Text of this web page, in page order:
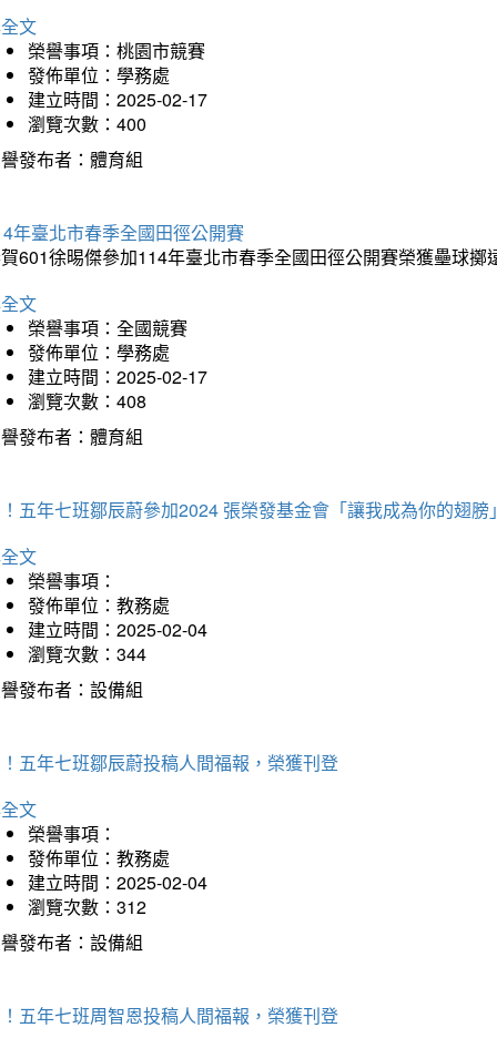
文
榮譽事項：桃園市競賽
發佈單位：學務處
建立時間：2025-02-17
瀏覽次數：400
發布者：體育組
年臺北市春季全國田徑公開賽
601徐晹傑參加114年臺北市春季全國田徑公開賽榮獲壘球擲
文
榮譽事項：全國競賽
發佈單位：學務處
建立時間：2025-02-17
瀏覽次數：408
發布者：體育組
五年七班鄒辰蔚參加2024 張榮發基金會「讓我成為你的翅
文
榮譽事項：
發佈單位：教務處
建立時間：2025-02-04
瀏覽次數：344
發布者：設備組
五年七班鄒辰蔚投稿人間福報，榮獲刊登
文
榮譽事項：
發佈單位：教務處
建立時間：2025-02-04
瀏覽次數：312
發布者：設備組
五年七班周智恩投稿人間福報，榮獲刊登